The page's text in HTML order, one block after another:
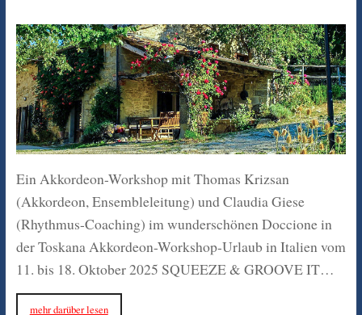
Ein Akkordeon-Workshop mit Thomas Krizsan
(Akkordeon, Ensembleleitung) und Claudia Giese
(Rhythmus-Coaching) im wunderschönen Doccione in
der Toskana Akkordeon-Workshop-Urlaub in Italien vom
11. bis 18. Oktober 2025 SQUEEZE & GROOVE IT…
mehr darüber lesen